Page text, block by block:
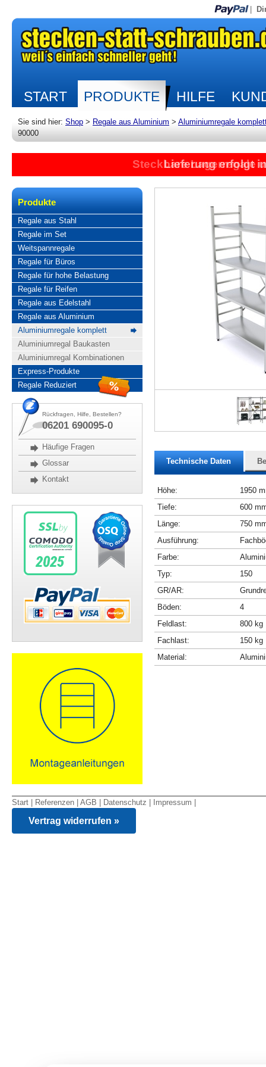
START PRODUKTE HILFE
Sie sind hier: Shop > Regale aus Aluminium > Aluminiumregale
90000
Steckbare Lagerregale
Lieferung erfolgt
Produkte
Regale aus Stahl
Regale im Set
Weitspannregale
Regale für Büros
Regale für hohe Belastung
Regale für Reifen
Regale aus Edelstahl
Regale aus Aluminium
Aluminiumregale komplett
Aluminiumregal Baukasten
Aluminiumregal Kombinationen
Express-Produkte
Regale Reduziert
Rückfragen, Hilfe, Bestellen?
06201 690095-0
Häufige Fragen
Glossar
Kontakt
Technische Daten
Höhe:
1950
Tiefe:
600
Länge:
750
Ausführung:
Farbe:
Typ:
150
GR/AR:
Böden:
4
Feldlast:
800 kg
Fachlast:
150 kg
Material:
Start Referenzen AGB Datenschutz Impressum
Vertrag widerrufen »